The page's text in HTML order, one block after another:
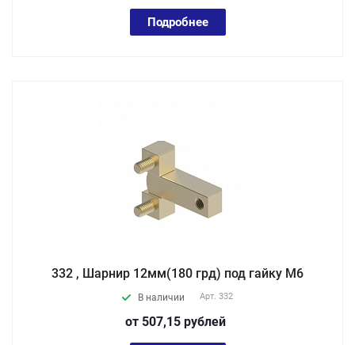
Подробнее
332 , Шарнир 12мм(180 грд) под гайку М6
В наличии Арт. 332
от 507,15 рублей